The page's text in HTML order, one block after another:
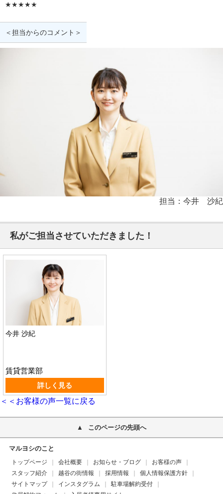
★★★★★
＜担当からのコメント＞
担当：今井 沙紀
私がご担当させていただきました！
今井 沙紀
賃貸営業部
詳しく見る
＜＜お客様の声一覧に戻る
このページの先頭へ
マルヨシのこと
トップページ 会社概要 お知らせ・ブログ
お客様の声
スタッフ紹介
越谷の街情報 採用情報
個人情報保護方針
サイトマップ
インスタグラム
駐車場解約受付